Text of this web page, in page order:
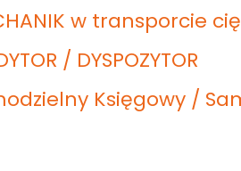
w transporcie
/ DYSPOZYTOR
Księgowy /